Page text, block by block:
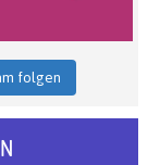
folgen